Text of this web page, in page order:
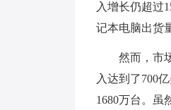
入增长仍超过
记本电脑出货
然而，市
入达到了700
1680万台。虽